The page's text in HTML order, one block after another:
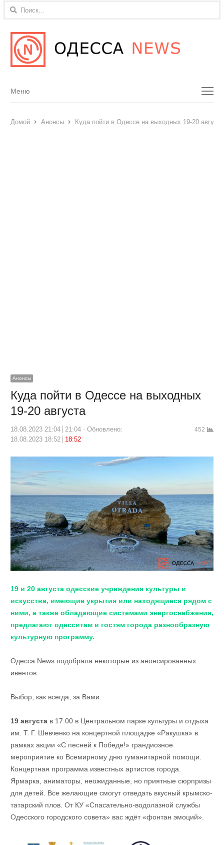
Найти:
Menu
Меню
Домой Анонсы Куда пойти в Одессе на выходных 19-20 августа
Анонсы
Куда пойти в Одессе на выходных
19-20 августа
18.08.2023 21:04 21:04
Обновлено:
18.08.2023 18:52
18:52
452
19 и 20 августа одесские учреждения культуры и
искусства, имеющие укрытия или находящиеся рядом с
ними, а также обладающие системами энергоснабжения,
предлагают одесситам и гостям города разнообразную
культурную программу.
Одесса News подобрала некоторые из анонсированных
ивентов.
Выбор, как всегда, за Вами.
19 августав 17:00 в Центральном парке культуры и отдыха
им. Т. Г. Шевченко на концертной площадке «Ракушка» в
рамках акции «С песней к Победе!» грандиозное
мероприятие ко Всемирному дню гуманитарной помощи.
Концертная программа известных артистов города.
Ярмарка, аниматоры, неожиданные, но приятные сюрпризы
для детей. Все желающие смогут отведать вкусный крымско-
татарский плов. От КУ «Спасательно-водолазной службы
Одесского городского совета» вас ждёт «фонтан эмоций».